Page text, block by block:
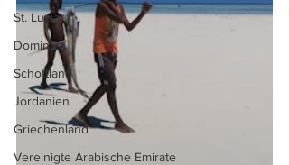
St. Lucia
Dominica
Schottland
Jordanien
Griechenland
Vereinigte Arabische Emirate